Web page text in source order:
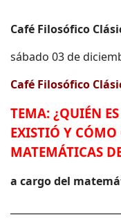
Café Filosófico
sábado 03 de
Café Filosófico
TEMA: ¿QUIÉN
EXISTIÓ Y
MATEMÁTICAS
a cargo del